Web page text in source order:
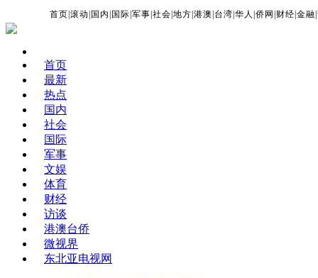
首页 |滚动 国内 国际 |军事 |社会 |地方 |港澳 台湾 |华人 |侨网 财经 |金融 |
首页
最新
热点
国内
社会
国际
军事
文娱
体育
财经
访谈
港澳台侨
微视界
东北亚电视网